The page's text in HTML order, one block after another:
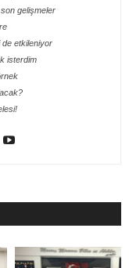
gelişmeler
etkileniyor
isterdim